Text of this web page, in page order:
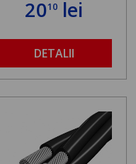
2010 lei
DETALII